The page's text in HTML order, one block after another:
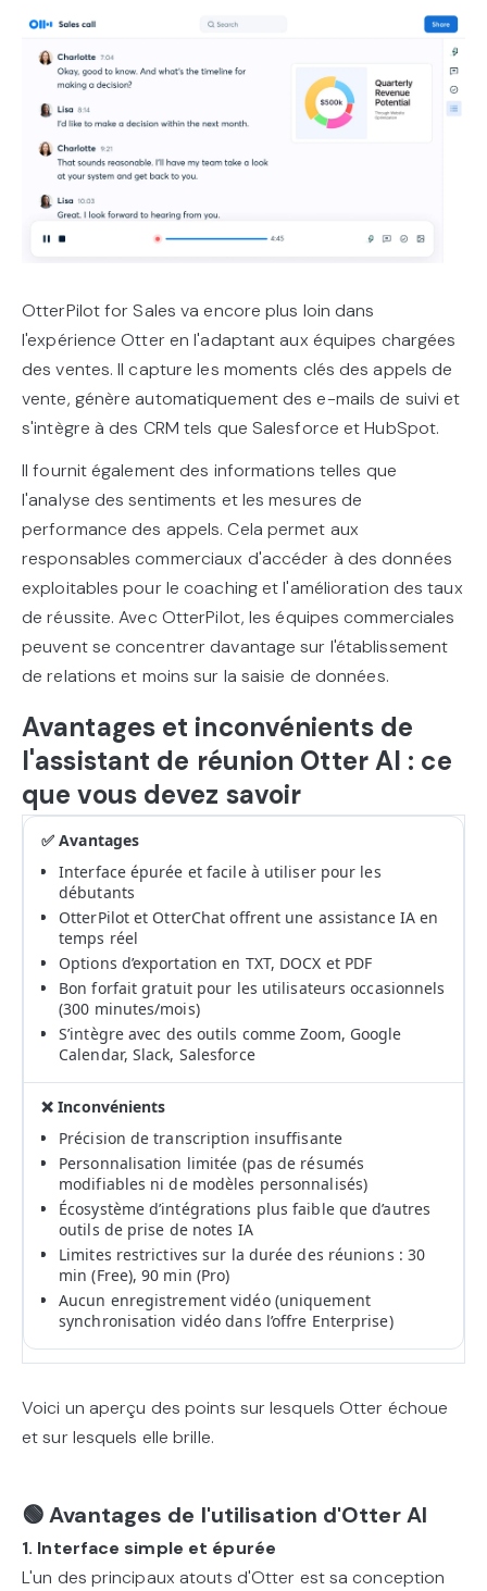
OtterPilot for Sales va encore plus loin dans
l'expérience Otter en l'adaptant aux équipes chargées
des ventes. Il capture les moments clés des appels de
vente, génère automatiquement des e-mails de suivi et
s'intègre à des CRM tels que Salesforce et HubSpot.
Il fournit également des informations telles que
l'analyse des sentiments et les mesures de
performance des appels. Cela permet aux
responsables commerciaux d'accéder à des données
exploitables pour le coaching et l'amélioration des taux
de réussite. Avec OtterPilot, les équipes commerciales
peuvent se concentrer davantage sur l'établissement
de relations et moins sur la saisie de données.
Avantages et inconvénients de
l'assistant de réunion Otter AI : ce
que vous devez savoir
✅
v
n
a
g
s
❌
n
c
o
n
v
é
n
i
e
n
t
s
Interface épurée et facile à utiliser pour les
débutants
OtterPilot et OtterChat offrent une assistance IA en
temps réel
Options d’exportation en TXT, DOCX et PDF
Bon forfait gratuit pour les utilisateurs occasionnels
(300 minutes/mois)
S’intègre avec des outils comme Zoom, Google
Calendar, Slack, Salesforce
Précision de transcription insuffisante
Personnalisation limitée (pas de résumés
modifiables ni de modèles personnalisés)
Écosystème d’intégrations plus faible que d’autres
outils de prise de notes IA
Limites restrictives sur la durée des réunions : 30
min (Free), 90 min (Pro)
Aucun enregistrement vidéo (uniquement
synchronisation vidéo dans l’offre Enterprise)
Voici un aperçu des points sur lesquels Otter échoue
et sur lesquels elle brille.
🟢 Avantages de l'utilisation d'Otter AI
1. Interface simple et épurée
L'un des principaux atouts d'Otter est sa conception